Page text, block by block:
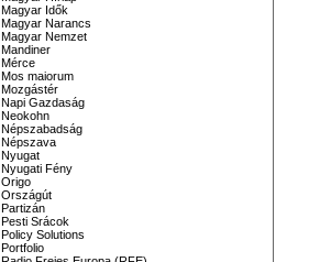
Magyar Idők
Magyar Narancs
Magyar Nemzet
Mandiner
Mérce
Mos maiorum
Mozgástér
Napi Gazdaság
Neokohn
Népszabadság
Népszava
Nyugat
Nyugati Fény
Origo
Országút
Partizán
Pesti Srácok
Policy Solutions
Portfolio